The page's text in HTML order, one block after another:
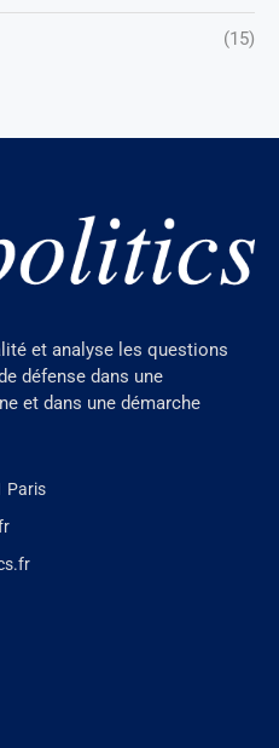
(15)
et analyse les questions
défense dans une
et dans une démarche
Paris